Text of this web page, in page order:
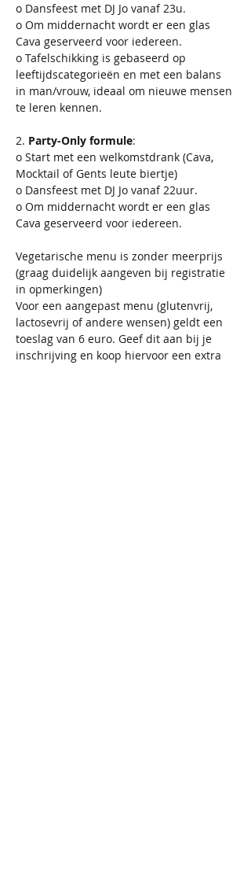
o Dansfeest met DJ Jo vanaf 23u.
o Om middernacht wordt er een glas
Cava geserveerd voor iedereen.
o Tafelschikking is gebaseerd op
leeftijdscategorieën en met een balans
in man/vrouw, ideaal om nieuwe mensen
te leren kennen.
2. Party-Only formule:
o Start met een welkomstdrank (Cava,
Mocktail of Gents leute biertje)
o Dansfeest met DJ Jo vanaf 22uur.
o Om middernacht wordt er een glas
Cava geserveerd voor iedereen.
Vegetarische menu is zonder meerprijs
(graag duidelijk aangeven bij registratie
in opmerkingen)
Voor een aangepast menu (glutenvrij,
lactosevrij of andere wensen) geldt een
toeslag van 6 euro. Geef dit aan bij je
inschrijving en koop hiervoor een extra